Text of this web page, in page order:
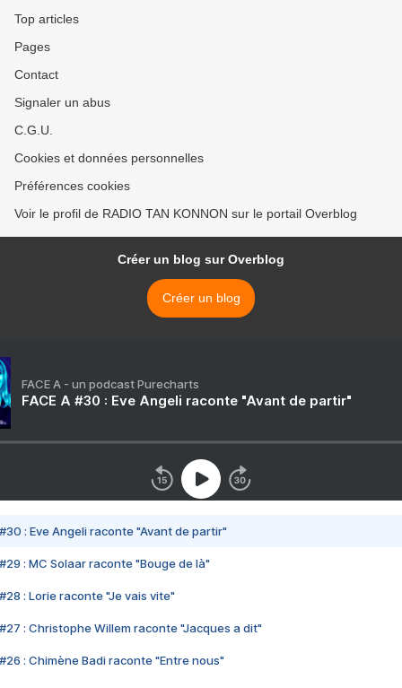
Top articles
Pages
Contact
Signaler un abus
C.G.U.
Cookies et données personnelles
Préférences cookies
Voir le profil de RADIO TAN KONNON sur le portail Overblog
Créer un blog sur Overblog
Créer un blog
FACE A - un podcast Purecharts
FACE A #30 : Eve Angeli raconte "Avant de partir"
#30 : Eve Angeli raconte "Avant de partir"
#29 : MC Solaar raconte "Bouge de là"
#28 : Lorie raconte "Je vais vite"
#27 : Christophe Willem raconte "Jacques a dit"
#26 : Chimène Badi raconte "Entre nous"